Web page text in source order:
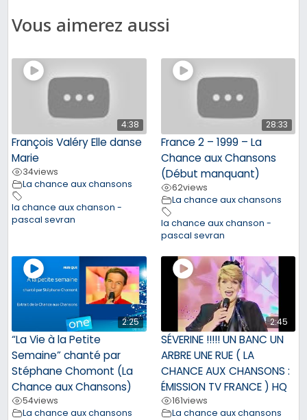
Vous aimerez aussi
4:38
François Valéry Elle danse
Marie
34views
La chance aux chansons
la chance aux chanson -
pascal sevran
28:33
France 2 – 1999 – La
Chance aux Chansons
(Début manquant)
62views
La chance aux chansons
la chance aux chanson -
pascal sevran
2:25
“La Vie à la Petite
Semaine” chanté par
Stéphane Chomont (La
Chance aux Chansons)
54views
La chance aux chansons
2:45
SÉVERINE !!!!! UN BANC UN
ARBRE UNE RUE ( LA
CHANCE AUX CHANSONS :
ÉMISSION TV FRANCE ) HQ
161views
La chance aux chansons